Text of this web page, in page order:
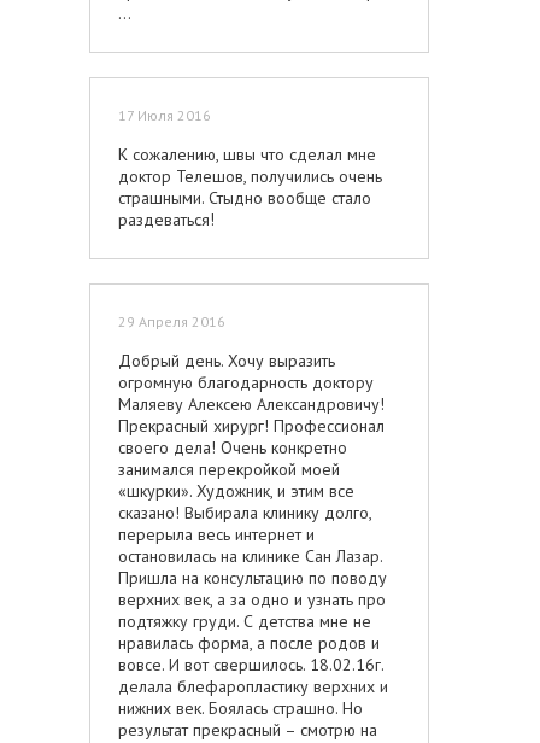
...
17 Июля 2016
К сожалению, швы что сделал мне
доктор Телешов, получились очень
страшными. Стыдно вообще стало
раздеваться!
29 Апреля 2016
Добрый день. Хочу выразить
огромную благодарность доктору
Маляеву Алексею Александровичу!
Прекрасный хирург! Профессионал
своего дела! Очень конкретно
занимался перекройкой моей
«шкурки». Художник, и этим все
сказано! Выбирала клинику долго,
перерыла весь интернет и
остановилась на клинике Сан Лазар.
Пришла на консультацию по поводу
верхних век, а за одно и узнать про
подтяжку груди. С детства мне не
нравилась форма, а после родов и
вовсе. И вот свершилось. 18.02.16г.
делала блефаропластику верхних и
нижних век. Боялась страшно. Но
результат прекрасный – смотрю на